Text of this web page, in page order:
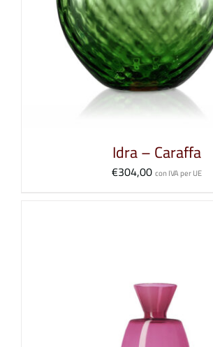
Idra – Caraffa
€304,00 con IVA per UE